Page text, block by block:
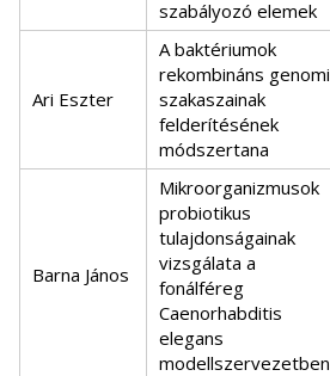
szabályozó elemek
Ari Eszter
A baktériumok
rekombináns genomi
szakaszainak
felderítésének
módszertana
Barna János
Mikroorganizmusok
probiotikus
tulajdonságainak
vizsgálata a
fonálféreg
Caenorhabditis
elegans
modellszervezetben